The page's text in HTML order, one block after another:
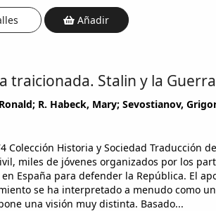
Añadir
traicionada. Stalin y la
R. Habeck, Mary; Sevostianov,
Colección Historia y Sociedad Traducción
miles de jóvenes organizados por los
España para defender la República. El
se ha interpretado a menudo como
una visión muy distinta. Basado...